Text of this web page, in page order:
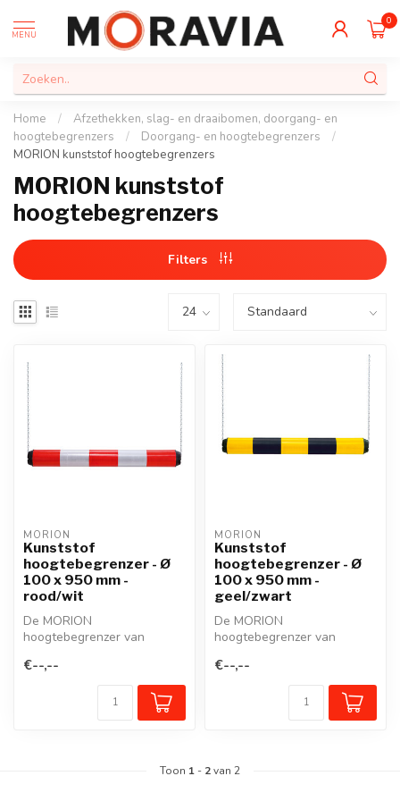
MENU
0
Home /
Afzethekken, slag- en draaibomen, doorgang- en
hoogtebegrenzers
/ Doorgang- en hoogtebegrenzers
/
MORION kunststof hoogtebegrenzers
MORION kunststof
hoogtebegrenzers
Filters
MORION
Kunststof
hoogtebegrenzer - Ø
100 x 950 mm -
rood/wit
De MORION
hoogtebegrenzer van
beveiligt opritten, onderdo...
€--,--
MORION
Kunststof
hoogtebegrenzer - Ø
100 x 950 mm -
geel/zwart
De MORION
hoogtebegrenzer van
beveiligt opritten, onderdo...
€--,--
Toon 1 - 2van 2